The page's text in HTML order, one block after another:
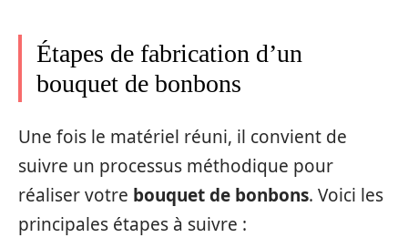
Étapes de fabrication d’un
bouquet de bonbons
Une fois le matériel réuni, il convient de
suivre un processus méthodique pour
réaliser votre bouquet de bonbons. Voici les
principales étapes à suivre :